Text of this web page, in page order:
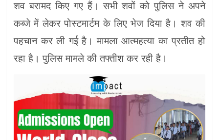
शव बरामद किए गए हैं। सभी शवों को पुलिस ने अपने
कब्जे में लेकर पोस्टमार्टम के लिए भेज दिया है। शव की
पहचान कर ली गई है। मामला आत्महत्या का प्रतीत हो
रहा है। पुलिस मामले की तफ्तीश कर रही है।